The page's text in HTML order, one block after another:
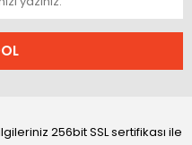
256bit SSL sertifikası ile